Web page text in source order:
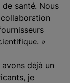
santé. Nous
»
déjà un
je